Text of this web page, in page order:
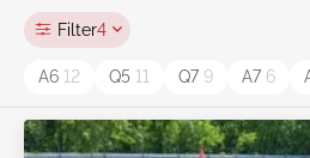
Filter4
A6 12 Q5 11 Q7 9 A7 6